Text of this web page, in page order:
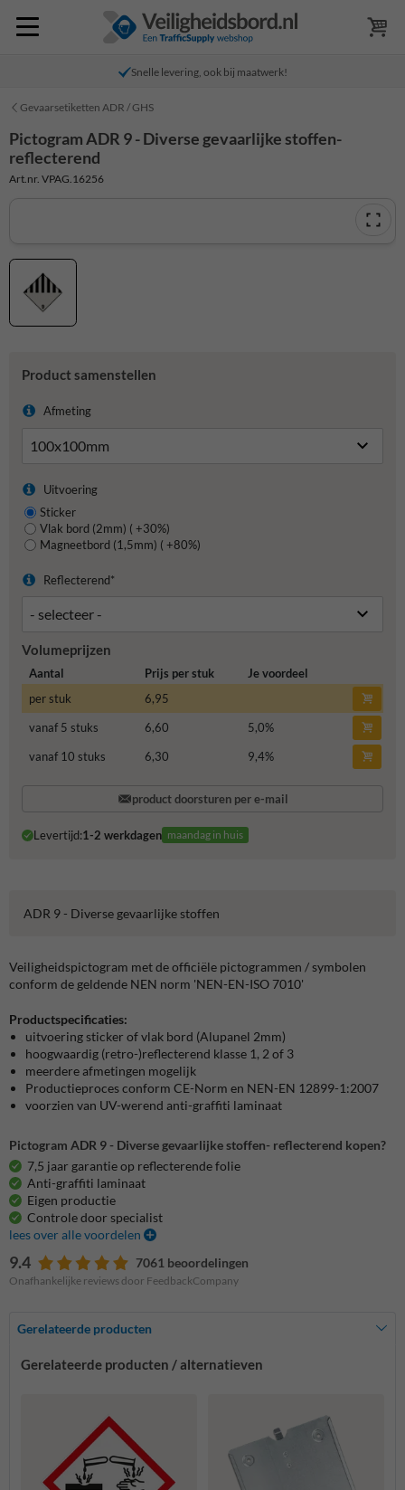
Snelle levering, ook bij maatwerk!
Gevaarsetiketten ADR / GHS
Pictogram ADR 9 - Diverse gevaarlijke stoffen-
reflecterend
Art.nr. VPAG.16256
Product samenstellen
Afmeting
Uitvoering
Sticker
Vlak bord (2mm) ( +30%)
Magneetbord (1,5mm) ( +80%)
Reflecterend*
Volumeprijzen
Aantal Prijs per stuk
Je voordeel
per stuk
6,95
vanaf 5 stuks
6,60 5,0%
vanaf 10 stuks
6,30 9,4%
product doorsturen per e-mail
Levertijd:1-2 werkdagen maandag in huis
ADR 9 - Diverse gevaarlijke stoffen
Veiligheidspictogram met de officiële pictogrammen / symbolen
conform de geldende NEN norm 'NEN-EN-ISO 7010'
Productspecificaties:
uitvoering sticker of vlak bord (Alupanel 2mm)
hoogwaardig (retro-)reflecterend klasse 1, 2 of 3
meerdere afmetingen mogelijk
Productieproces conform CE-Norm en NEN-EN 12899-1:2007
voorzien van UV-werend anti-graffiti laminaat
Pictogram ADR 9 - Diverse gevaarlijke stoffen- reflecterend kopen?
7,5 jaar garantie op reflecterende folie
Anti-graffiti laminaat
Eigen productie
Controle door specialist
lees over alle voordelen
9.4 7061 beoordelingen
Onafhankelijke reviews door FeedbackCompany
Gerelateerde producten
Gerelateerde producten / alternatieven